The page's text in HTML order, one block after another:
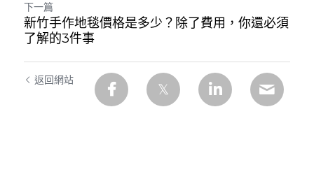
下一篇
新竹手作地毯價格是多少？除了費用，你還必須
了解的3件事
返回網站